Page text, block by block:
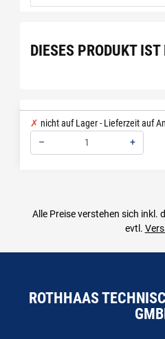
DIESES PRODUKT
nicht auf Lager - Lieferzeit auf
–
+
Alle Preise verstehen sich inkl.
evtl.
ROTHHAAS